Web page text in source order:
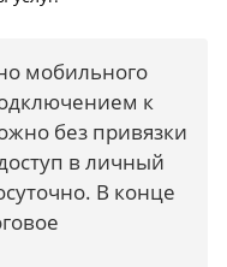
мобильного
к
без привязки
в личный
В конце